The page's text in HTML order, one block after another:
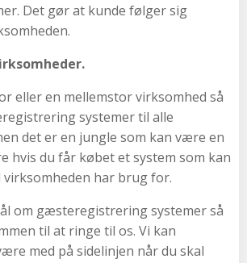
Det gør at kunde følger sig
eller en mellemstor virksomhed så
systemer til alle
det er en jungle som kan være en
hvis du får købet et system som kan
virksomheden har brug for.
om gæsteregistrering systemer så
til at ringe til os. Vi kan
med på sidelinjen når du skal